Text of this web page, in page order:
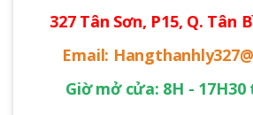
327 Tân Sơn, P15, Q. Tân
Email:
Giờ mở cửa: 8H -